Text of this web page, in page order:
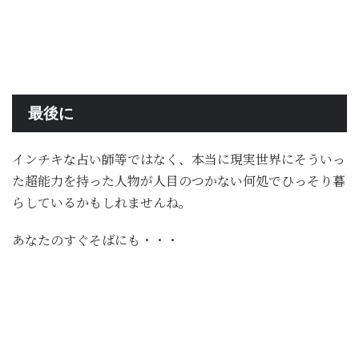
最後に
インチキな占い師等ではなく、本当に現実世界にそういっ
た超能力を持った人物が人目のつかない何処でひっそり暮
らしているかもしれませんね。
あなたのすぐそばにも・・・